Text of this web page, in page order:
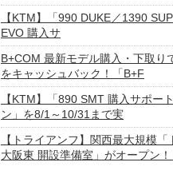
【KTM】「990 DUKE／1390
EVO 購入サ
B+COM 最新モデル購入・下取り
をキャッシュバック！「B+F
【KTM】「890 SMT 購入サポー
ン」を8/1～10/31まで実
【トライアンフ】関西最大規模「
大阪東 開設準備室」がオープン